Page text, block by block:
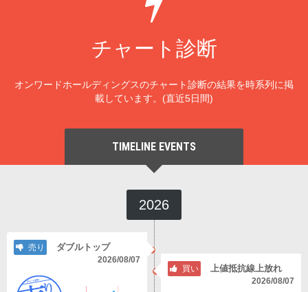
チャート診断
オンワードホールディングスのチャート診断の結果を時系列に掲
載しています。(直近5日間)
TIMELINE EVENTS
2026
売り ダブルトップ
2026/08/07
買い 上値抵抗線上放れ
2026/08/07